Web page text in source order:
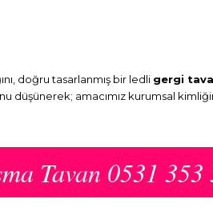
doğru tasarlanmış bir ledli gergi
düşünerek; amacımız kurumsal
Tavan 0531 353